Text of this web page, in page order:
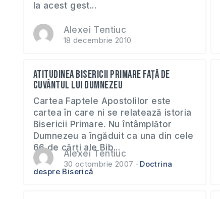
la acest gest...
Alexei Tentiuc
18 decembrie 2010
Atitudinea Bisericii primare față de
Cuvântul lui Dumnezeu
Cartea Faptele Apostolilor este
cartea în care ni se relatează istoria
Bisericii Primare. Nu întâmplător
Dumnezeu a îngăduit ca una din cele
66 de cărţi ale Bib...
Alexei Tentiuc
30 octombrie 2007 Doctrina
despre Biserică